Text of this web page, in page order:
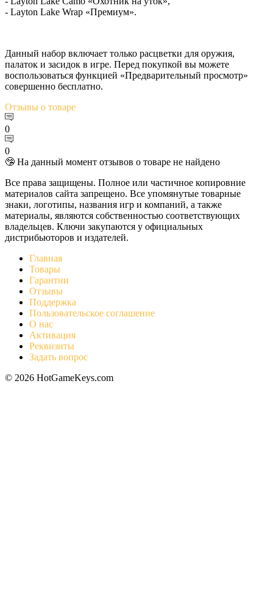
- Layton Lake Wrap «Премиум».
Данный набор включает только расцветки для оружия,
палаток и засидок в игре. Перед покупкой вы можете
воспользоваться функцией «Предварительный просмотр»
совершенно бесплатно.
Отзывы о товаре
0
0
🤥 На данный момент отзывов о товаре не найдено
Все права защищены. Полное или частичное копировние
материалов сайта запрещено. Все упомянутые товарные
знаки, логотипы, названия игр и компаний, а также
материалы, являются собственностью соответствующих
владельцев. Ключи закупаются у официальных
дистрибьюторов и издателей.
Главная
Товары
Гарантии
Отзывы
Поддержка
Пользовательское соглашение
О нас
Активация
Реквизиты
Задать вопрос
© 2026 HotGameKeys.com